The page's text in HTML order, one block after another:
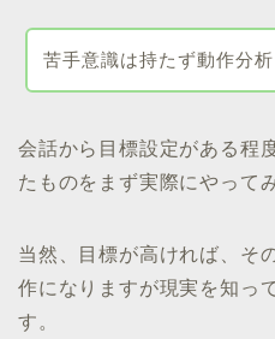
苦手意識は持たず動作分析
会話から目標設定がある程
たものをまず実際にやって
当然、目標が高ければ、そ
作になりますが現実を知っ
す。